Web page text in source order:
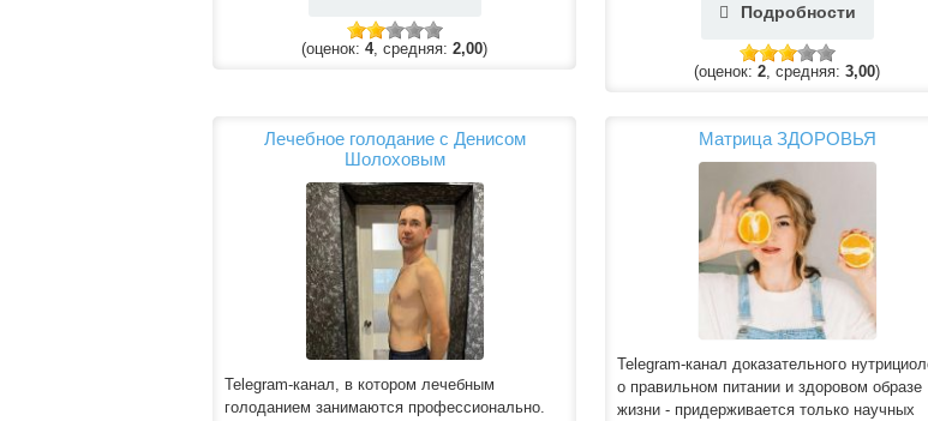
(оценок: 4, средняя: 2,00)
Подробности
(оценок: 2, средняя: 3,00)
Лечебное голодание с Денисом
Шолоховым
Telegram-канал, в котором лечебным
голоданием занимаются профессионально.
Матрица ЗДОРОВЬЯ
Telegram-канал доказательного
о правильном питании и здоровом образе
жизни - придерживается только научных